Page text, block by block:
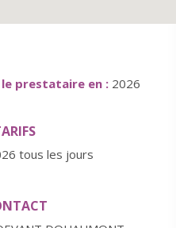
prestataire en : 2026
tous les jours